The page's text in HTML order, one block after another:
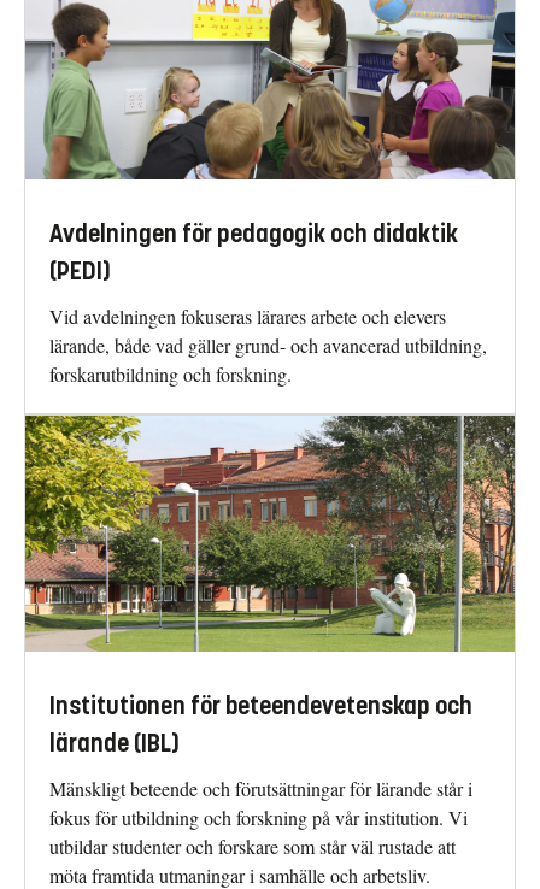
Avdelningen för pedagogik och didaktik
(PEDI)
Vid avdelningen fokuseras lärares arbete och elevers
lärande, både vad gäller grund- och avancerad utbildning,
forskarutbildning och forskning.
Institutionen för beteendevetenskap och
lärande (IBL)
Mänskligt beteende och förutsättningar för lärande står i
fokus för utbildning och forskning på vår institution. Vi
utbildar studenter och forskare som står väl rustade att
möta framtida utmaningar i samhälle och arbetsliv.